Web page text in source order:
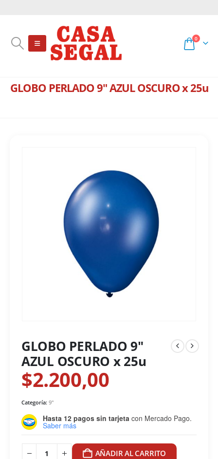
0
GLOBO PERLADO 9″ AZUL OSCURO x 25u
GLOBO PERLADO 9″
AZUL OSCURO x 25u
$2.200,00
Categoría: 9"
Hasta 12 pagos sin tarjeta con Mercado Pago.
Saber más
AÑADIR AL CARRITO